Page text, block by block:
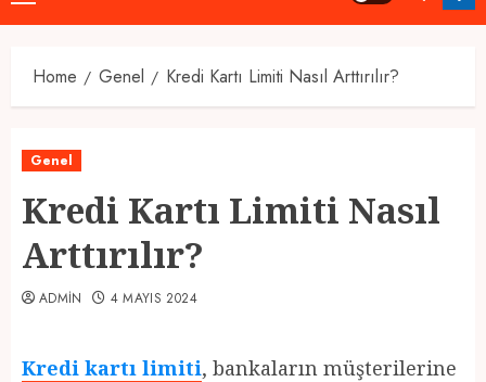
Menu
Home Genel Kredi Kartı Limiti Nasıl Arttırılır?
Genel
Kredi Kartı Limiti Nasıl
Arttırılır?
ADMIN 4 MAYIS 2024
Kredi kartı limiti, bankaların müşterilerine